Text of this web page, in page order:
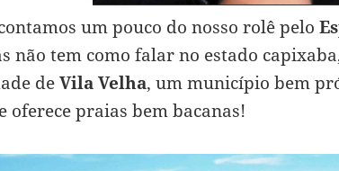
um pouco do nosso rolê pelo
não tem como falar no estado
deVila Velha, um município bem
oferece praias bem bacanas!